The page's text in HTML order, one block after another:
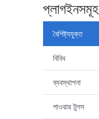
প্লাগইনসমূহ
বৈশিষ্ট্যযুক্ত
বিবিধ
ব্যবস্থাপনা
পাওয়ার টুলস